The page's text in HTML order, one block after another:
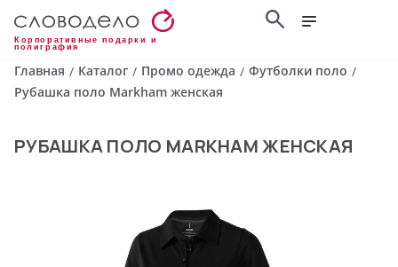
Корпоративные подарки и
полиграфия
Главная / Каталог / Промо одежда / Футболки поло /
Рубашка поло Markham женская
РУБАШКА ПОЛО MARKHAM ЖЕНСКАЯ